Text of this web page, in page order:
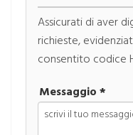
Assicurati di aver
richieste,
consentito codice
Messaggio *